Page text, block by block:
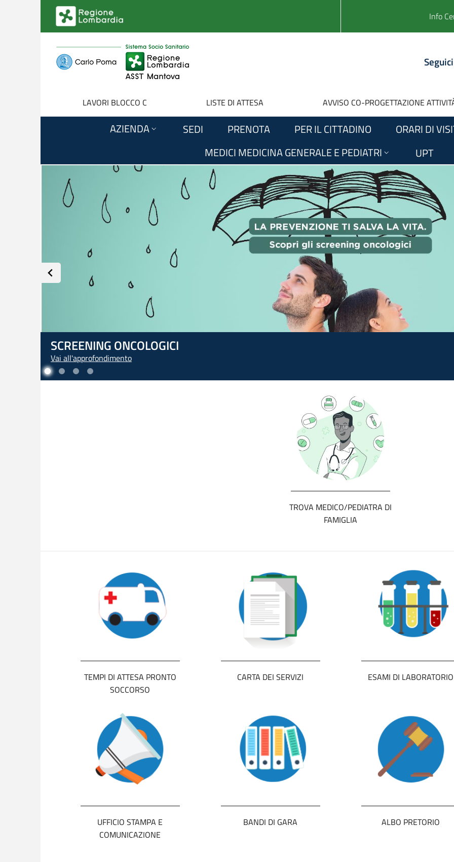
Salta al contenuto principale
Info
LAVORI BLOCCO C LISTE DI ATTESA AVVISO CO-PROGETTAZIONE
AZIENDA SEDI PRENOTA PER IL CITTADINO ORARI DI
MEDICI MEDICINA GENERALE E PEDIATRI
UPT
L'ARTE DI PRENDERSI CURA DI SÉ
Vai all'approfondimento
TROVA MEDICO/PEDIATRA DI
FAMIGLIA
TEMPI DI ATTESA PRONTO
SOCCORSO
CARTA DEI SERVIZI ESAMI DI LABORATORIO
UFFICIO STAMPA E
COMUNICAZIONE
BANDI DI GARA ALBO PRETORIO